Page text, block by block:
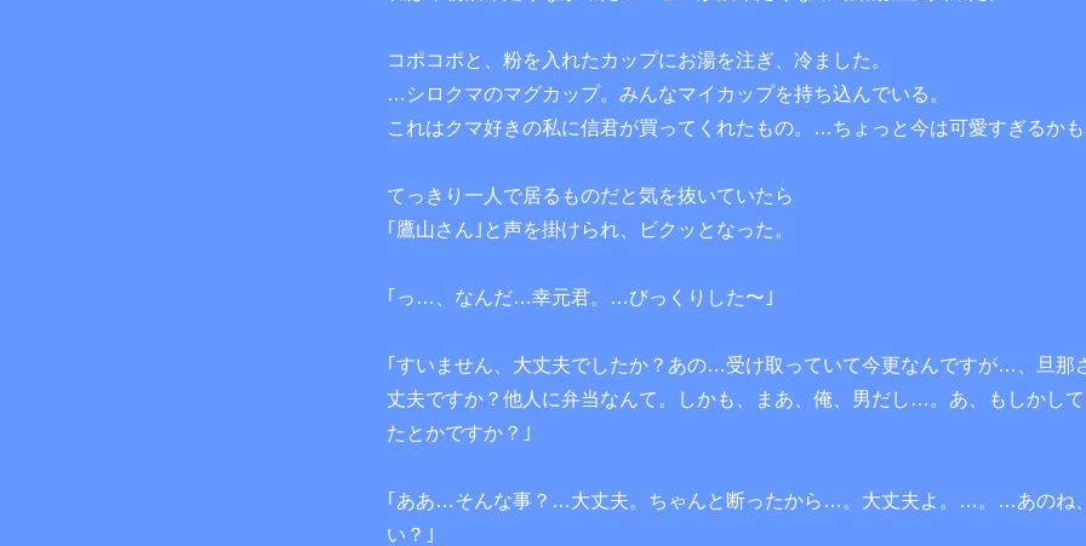
コポコポと、粉を入れたカップにお湯を注ぎ、冷ました。
…シロクマのマグカップ。みんなマイカップを持ち込んでいる。
これはクマ好きの私に信君が買ってくれたもの。…ちょっと今は可愛すぎるかも
てっきり一人で居るものだと気を抜いていたら
｢鷹山さん｣と声を掛けられ、ビクッとなった。
｢っ…、なんだ…幸元君。…びっくりした〜｣
｢すいません、大丈夫でしたか？あの…受け取っていて今更なんですが…、旦那
丈夫ですか？他人に弁当なんて。しかも、まあ、俺、男だし…。あ、もしかし
たとかですか？｣
｢ああ…そんな事？…大丈夫。ちゃんと断ったから…。大丈夫よ。…。…あのね
い？｣